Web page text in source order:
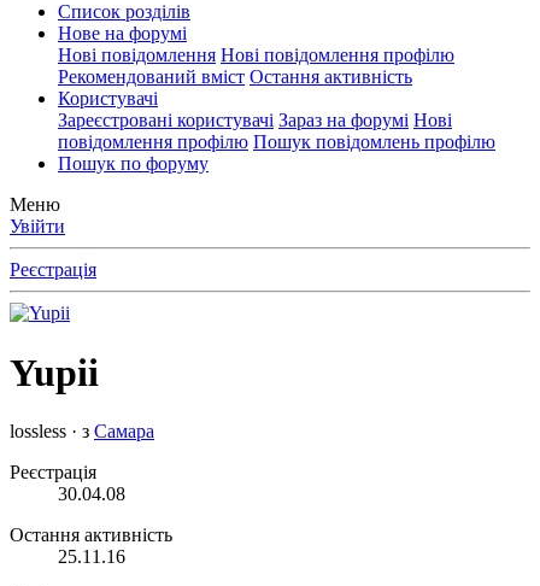
Список розділів
Нове на форумі
Нові повідомлення Нові повідомлення профілю
Рекомендований вміст Остання активність
Користувачі
Зареєстровані користувачі Зараз на форумі Нові
повідомлення профілю Пошук повідомлень профілю
Пошук по форуму
Меню
Увійти
Реєстрація
Yupii
lossless · з Самара
Реєстрація
30.04.08
Остання активність
25.11.16